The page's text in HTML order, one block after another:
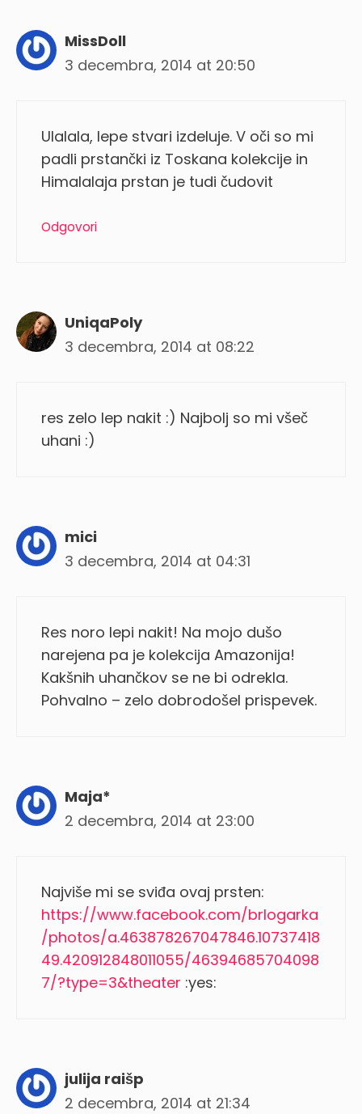
MissDoll
3 decembra, 2014 at 20:50
Ulalala, lepe stvari izdeluje. V oči so mi
padli prstančki iz Toskana kolekcije in
Himalalaja prstan je tudi čudovit
Odgovori
UniqaPoly
3 decembra, 2014 at 08:22
res zelo lep nakit :) Najbolj so mi všeč
uhani :)
mici
3 decembra, 2014 at 04:31
Res noro lepi nakit! Na mojo dušo
narejena pa je kolekcija Amazonija!
Kakšnih uhančkov se ne bi odrekla.
Pohvalno – zelo dobrodošel prispevek.
Maja*
2 decembra, 2014 at 23:00
Najviše mi se sviđa ovaj prsten:
https://www.facebook.com/brlogarka
/photos/a.463878267047846.10737418
49.420912848011055/46394685704098
7/?type=3&theater :yes:
julija raišp
2 decembra, 2014 at 21:34